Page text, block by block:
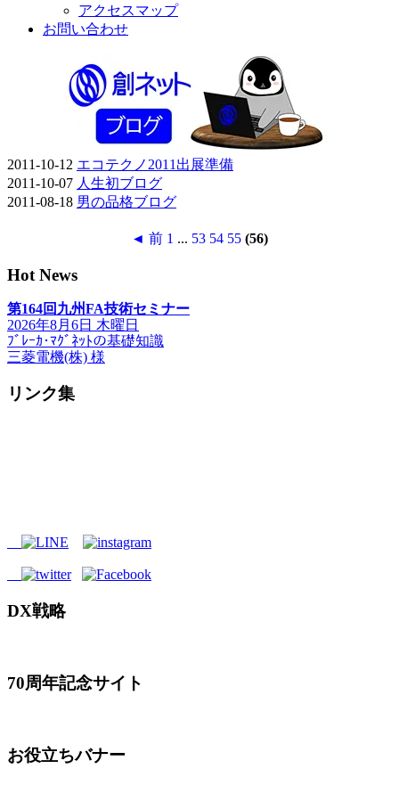
アクセスマップ
お問い合わせ
2011-10-12 エコテクノ2011出展準備
2011-10-07 人生初ブログ
2011-08-18 男の品格ブログ
◄ 前 1 ... 53 54 55 (56)
Hot News
第164回九州FA技術セミナー
2026年8月6日 木曜日
ﾌﾞﾚｰｶ･ﾏｸﾞﾈｯﾄの基礎知識
三菱電機(株) 様
リンク集
DX戦略
70周年記念サイト
お役立ちバナー